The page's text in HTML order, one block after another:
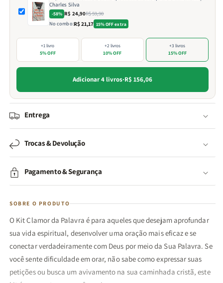
Charles Silva
-58% R$ 24,90R$ 59,90
No combo:R$ 21,17 15% OFF extra
+1 livro
5% OFF
+2 livros
10% OFF
+3 livros
15% OFF
Adicionar 4 livros·R$ 156,06
Entrega
Trocas & Devolução
Pagamento & Segurança
SOBRE O PRODUTO
O Kit Clamor da Palavra é para aqueles que desejam aprofundar
sua vida espiritual, desenvolver uma oração mais eficaz e se
conectar verdadeiramente com Deus por meio da Sua Palavra. Se
você sente dificuldade em orar, não sabe como expressar suas
petições ou busca um avivamento na sua caminhada cristã, este